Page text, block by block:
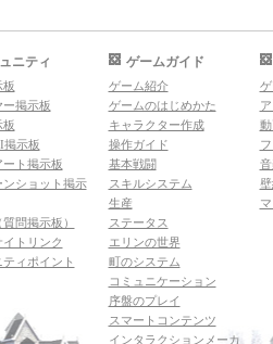
ニティ
板
ー掲示板
板
掲示板
ート掲示板
ンショット掲示
問掲示板）
イトリンク
ティポイント
ゲームガイド
ゲーム紹介
ゲームのはじめかた
キャラクター作成
操作ガイド
基本戦闘
スキルシステム
生産
ステータス
エリンの世界
町のシステム
コミュニケーション
序盤のプレイ
スマートコンテンツ
インタラクションメーカ